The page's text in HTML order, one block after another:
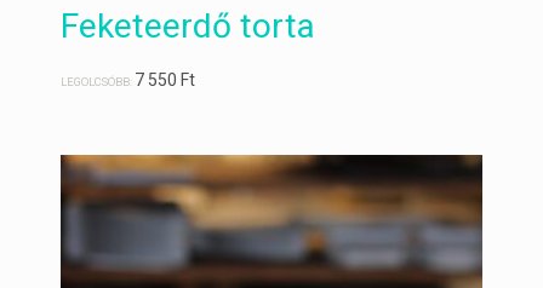
Feketeerdő torta
LEGOLCSÓBB: 7 550Ft